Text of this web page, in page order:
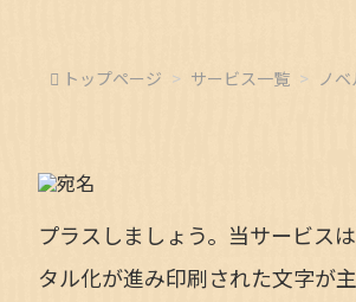
トップページ サービス一覧 ノベ
プラスしましょう。当サービス
タル化が進み印刷された文字が